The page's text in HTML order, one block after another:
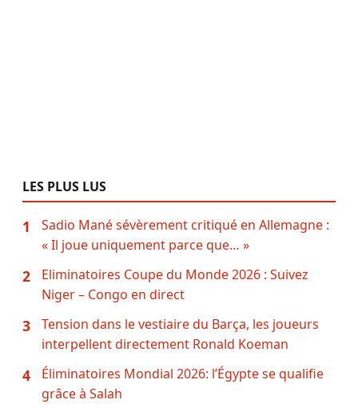
LES PLUS LUS
1
Sadio Mané sévèrement critiqué en Allemagne :
« Il joue uniquement parce que… »
2
Eliminatoires Coupe du Monde 2026 : Suivez
Niger – Congo en direct
3
Tension dans le vestiaire du Barça, les joueurs
interpellent directement Ronald Koeman
4
Éliminatoires Mondial 2026: l’Égypte se qualifie
grâce à Salah